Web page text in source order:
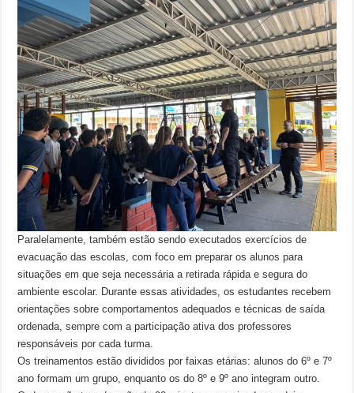
Paralelamente, também estão sendo executados exercícios de
evacuação das escolas, com foco em preparar os alunos para
situações em que seja necessária a retirada rápida e segura do
ambiente escolar. Durante essas atividades, os estudantes recebem
orientações sobre comportamentos adequados e técnicas de saída
ordenada, sempre com a participação ativa dos professores
responsáveis por cada turma.
Os treinamentos estão divididos por faixas etárias: alunos do 6º e 7º
ano formam um grupo, enquanto os do 8º e 9º ano integram outro.